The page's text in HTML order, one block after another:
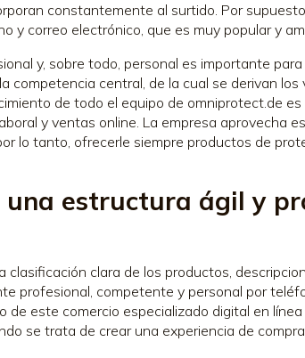
constantemente al surtido. Por
y correo electrónico, que es muy popular y
y, sobre todo, personal es importante
competencia central, de la cual se derivan los
de todo el equipo de omniprotect.de
y ventas online. La empresa aprovecha
lo tanto, ofrecerle siempre productos de
estructura ágil y
clasificación clara de los productos,
profesional, competente y personal por
de este comercio especializado digital en
se trata de crear una experiencia de